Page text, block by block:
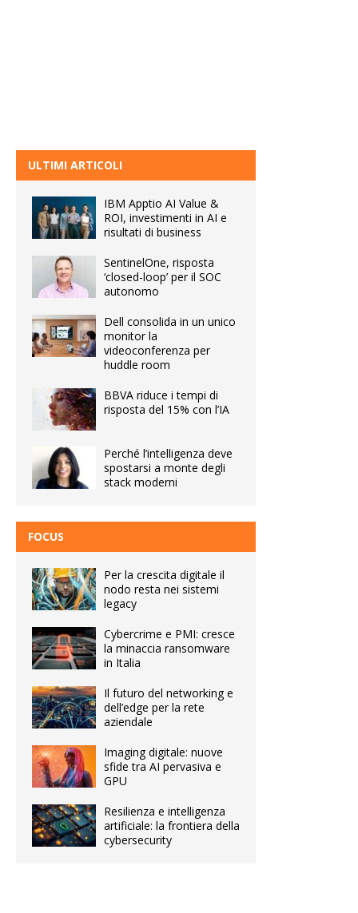
ULTIMI ARTICOLI
IBM Apptio AI Value &
ROI, investimenti in AI e
risultati di business
SentinelOne, risposta
‘closed-loop’ per il SOC
autonomo
Dell consolida in un unico
monitor la
videoconferenza per
huddle room
BBVA riduce i tempi di
risposta del 15% con l’IA
Perché l’intelligenza deve
spostarsi a monte degli
stack moderni
FOCUS
Per la crescita digitale il
nodo resta nei sistemi
legacy
Cybercrime e PMI: cresce
la minaccia ransomware
in Italia
Il futuro del networking e
dell’edge per la rete
aziendale
Imaging digitale: nuove
sfide tra AI pervasiva e
GPU
Resilienza e intelligenza
artificiale: la frontiera della
cybersecurity